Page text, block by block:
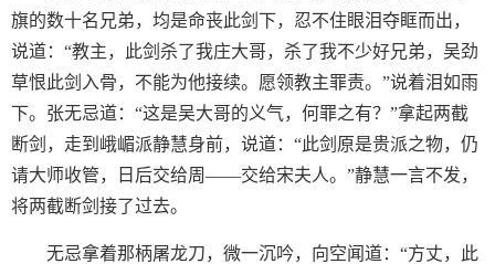
旗的数十名兄弟，均是命丧此剑下，忍不住眼泪夺眶而出，
说道：“教主，此剑杀了我庄大哥，杀了我不少好兄弟，吴劲
草恨此剑入骨，不能为他接续。愿领教主罪责。”说着泪如雨
下。张无忌道：“这是吴大哥的义气，何罪之有？”拿起两截
断剑，走到峨嵋派静慧身前，说道：“此剑原是贵派之物，仍
请大师收管，日后交给周——交给宋夫人。”静慧一言不发，
将两截断剑接了过去。
无忌拿着那柄屠龙刀，微一沉吟，向空闻道：“方丈，此